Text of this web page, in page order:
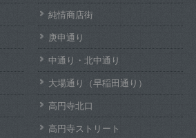
純情商店街
庚申通り
中通り・北中通り
大場通り（早稲田通り）
高円寺北口
高円寺ストリート